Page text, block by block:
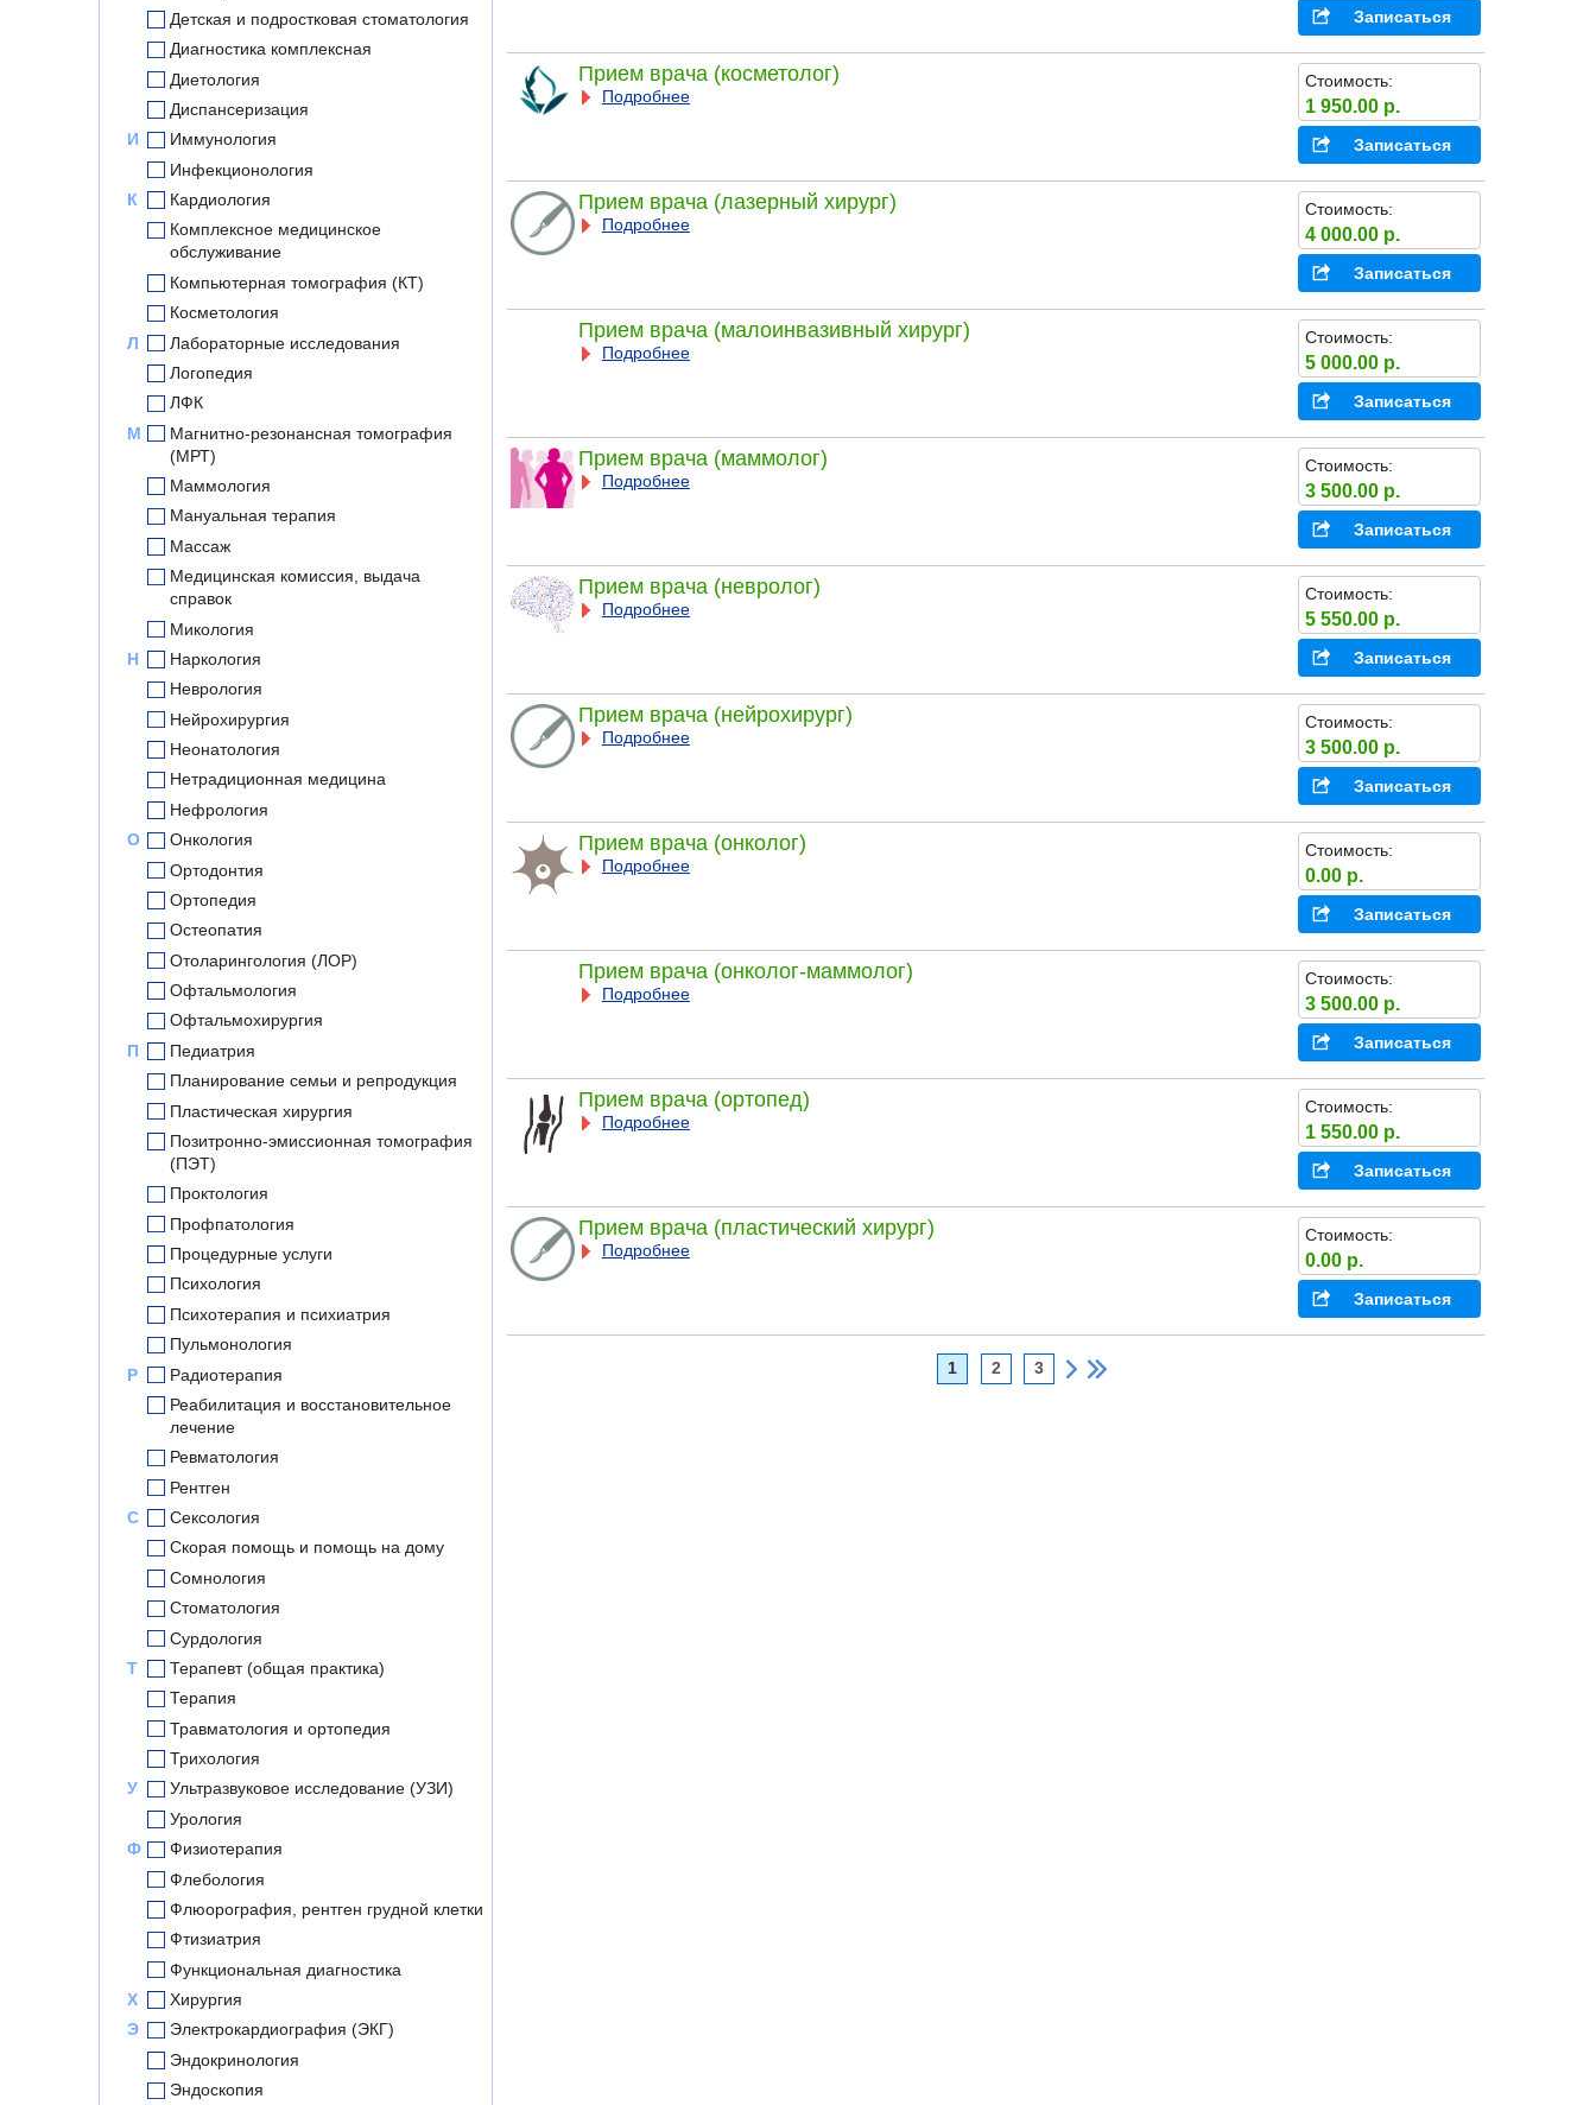
Детская и подростковая стоматология
Диагностика комплексная
Диетология
Диспансеризация
И
Иммунология
Инфекционология
К
Кардиология
Комплексное медицинское
обслуживание
Компьютерная томография (КТ)
Косметология
Л
Лабораторные исследования
Логопедия
ЛФК
М
Магнитно-резонансная томография
(МРТ)
Маммология
Мануальная терапия
Массаж
Медицинская комиссия, выдача
справок
Микология
Н
Наркология
Неврология
Нейрохирургия
Неонатология
Нетрадиционная медицина
Нефрология
О
Онкология
Ортодонтия
Ортопедия
Остеопатия
Отоларингология (ЛОР)
Офтальмология
Офтальмохирургия
П
Педиатрия
Планирование семьи и репродукция
Пластическая хирургия
Позитронно-эмиссионная томография
(ПЭТ)
Проктология
Профпатология
Процедурные услуги
Психология
Психотерапия и психиатрия
Пульмонология
Р
Радиотерапия
Реабилитация и восстановительное
лечение
Ревматология
Рентген
С
Сексология
Скорая помощь и помощь на дому
Сомнология
Стоматология
Сурдология
Т
Терапевт (общая практика)
Терапия
Травматология и ортопедия
Трихология
У
Ультразвуковое исследование (УЗИ)
Урология
Ф
Физиотерапия
Флебология
Флюорография, рентген грудной клетки
Фтизиатрия
Функциональная диагностика
Х
Хирургия
Э
Электрокардиография (ЭКГ)
Эндокринология
Эндоскопия
Записаться
Прием врача (косметолог)
Подробнее
Стоимость:
1 950.00 р.
Записаться
Прием врача (лазерный хирург)
Подробнее
Стоимость:
4 000.00 р.
Записаться
Прием врача (малоинвазивный хирург)
Подробнее
Стоимость:
5 000.00 р.
Записаться
Прием врача (маммолог)
Подробнее
Стоимость:
3 500.00 р.
Записаться
Прием врача (невролог)
Подробнее
Стоимость:
5 550.00 р.
Записаться
Прием врача (нейрохирург)
Подробнее
Стоимость:
3 500.00 р.
Записаться
Прием врача (онколог)
Подробнее
Стоимость:
0.00 р.
Записаться
Прием врача (онколог-маммолог)
Подробнее
Стоимость:
3 500.00 р.
Записаться
Прием врача (ортопед)
Подробнее
Стоимость:
1 550.00 р.
Записаться
Прием врача (пластический хирург)
Подробнее
Стоимость:
0.00 р.
Записаться
1 2 3